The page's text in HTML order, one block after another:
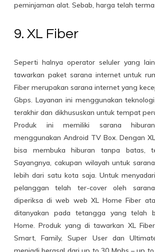
peminjaman alat. Sebab, harga telah
9. XL Fiber
Seperti halnya operator seluler yang
tawarkan paket sarana internet untuk
Fiber merupakan sarana internet yang
Gbps. Layanan ini menggunakan
terakhir dan dikhususkan untuk tempat
Produk ini memiliki sarana
menggunakan Android TV Box. Dengan
bisa membuka hiburan tanpa batas,
Sayangnya, cakupan wilayah untuk
lebih dari satu kota saja. Untuk
pelanggan telah ter-cover oleh
diperiksa di web web XL Home Fiber
ditanyakan pada tetangga yang telah
Home. Produk yang di tawarkan XL
Smart, Family, Super User dan